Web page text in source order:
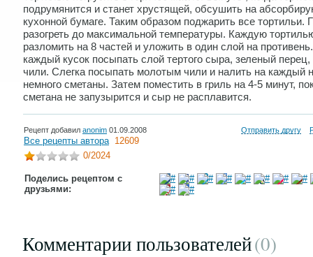
подрумянится и станет хрустящей, обсушить на
кухонной бумаге. Таким образом поджарить все тортильи.
разогреть до максимальной температуры. Каждую
разломить на 8 частей и уложить в один слой на
каждый кусок посыпать слой тертого сыра, зеленый
чили. Слегка посыпать молотым чили и налить на каждый
немного сметаны. Затем поместить в гриль на 4-5 минут,
сметана не запузырится и сыр не расплавится.
Рецепт добавил anonim 01.09.2008 Отправить другу
Все рецепты автора 12609
0/2024
Поделись рецептом с
друзьями:
Комментарии пользователей(0)